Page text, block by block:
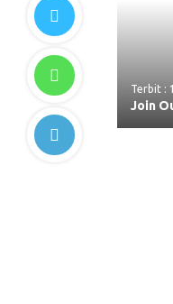
Terbit :
Join